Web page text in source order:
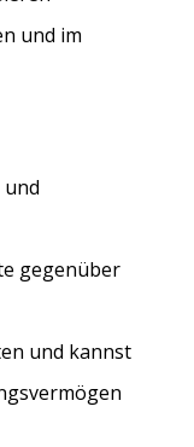
und im
gegenüber
und kannst